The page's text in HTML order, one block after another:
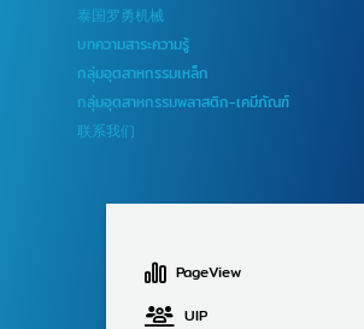
泰国罗勇机械
บทความสาระความรู้
กลุ่มอุตสาหกรรมเหล็ก
กลุ่มอุตสาหกรรมพลาสติก-เคมีภัณฑ์
联系我们
PageView
UIP